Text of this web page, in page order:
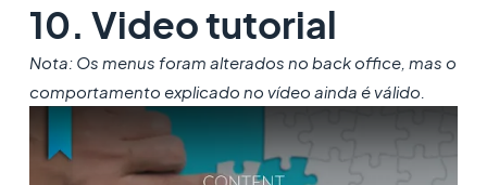
10. Video tutorial
Nota: Os menus foram alterados no back office, mas o
comportamento explicado no vídeo ainda é válido.